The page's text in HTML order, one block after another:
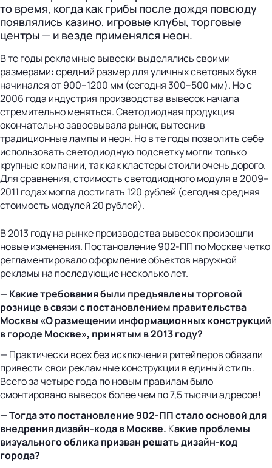
то время, когда как грибы после дождя повсюду
появлялись казино, игровые клубы, торговые
центры — и везде применялся неон.
В те годы рекламные вывески выделялись своими
размерами: средний размер для уличных световых букв
начинался от 900–1200 мм (сегодня 300–500 мм). Но с
2006 года индустрия производства вывесок начала
стремительно меняться. Светодиодная продукция
окончательно завоевывала рынок, вытеснив
традиционные лампы и неон. Но в те годы позволить себе
использовать светодиодную подсветку могли только
крупные компании, так как кластеры стоили очень дорого.
Для сравнения, стоимость светодиодного модуля в 2009–
2011 годах могла достигать 120 рублей (сегодня средняя
стоимость модулей 20 рублей).
В 2013 году на рынке производства вывесок произошли
новые изменения. Постановление 902-ПП по Москве четко
регламентировало оформление объектов наружной
рекламы на последующие несколько лет.
— Какие требования были предъявлены торговой
рознице в связи с постановлением правительства
Москвы «О размещении информационных конструкций
в городе Москве», принятым в 2013 году?
— Практически всех без исключения ритейлеров обязали
привести свои рекламные конструкции в единый стиль.
Всего за четыре года по новым правилам было
смонтировано вывесок более чем по 7,5 тысячи адресов!
— Тогда это постановление 902-ПП стало основой для
внедрения дизайн-кода в Москве. Какие проблемы
визуального облика призван решать дизайн-код
города?